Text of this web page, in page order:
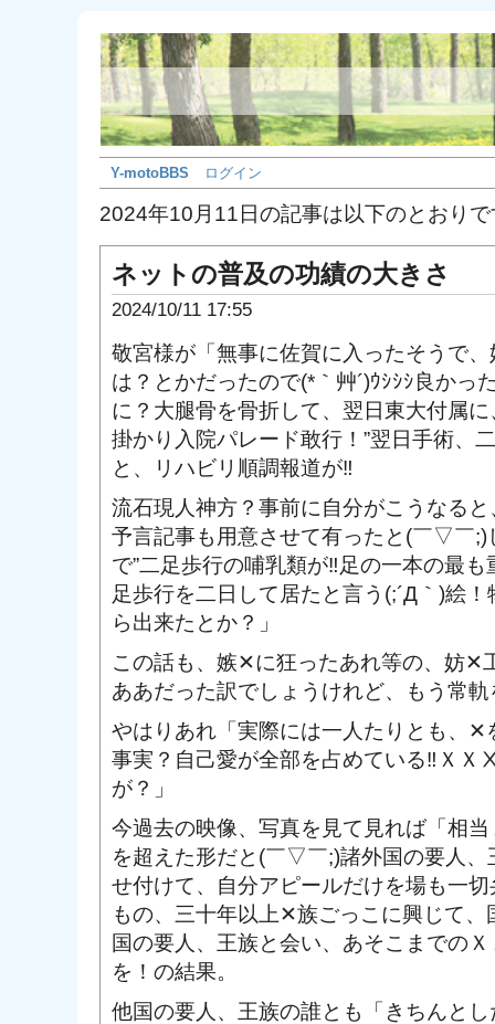
Y-motoBBS ログイン
2024年10月11日の記事は以下のとおりで
ネットの普及の功績の大きさ
2024/10/11 17:55
敬宮様が「無事に佐賀に入ったそうで
は？とかだったので(*｀艸´)ｳｼｼｼ良かっ
に？大腿骨を骨折して、翌日東大付属
掛かり入院パレード敢行！”翌日手術、
と、リハビリ順調報道が‼
流石現人神方？事前に自分がこうなる
予言記事も用意させて有ったと(￣▽￣;)
で”二足歩行の哺乳類が‼足の一本の最
足歩行を二日して居たと言う(;´Д｀)絵！
ら出来たとか？」
この話も、嫉✕に狂ったあれ等の、妨✕
ああだった訳でしょうけれど、もう常
やはりあれ「実際には一人たりとも、
事実？自己愛が全部を占めている‼Ｘ
が？」
今過去の映像、写真を見て見れば「相
を超えた形だと(￣▽￣;)諸外国の要人、
せ付けて、自分アピールだけを場も一
もの、三十年以上✕族ごっこに興じて、
国の要人、王族と会い、あそこまでの
を！の結果。
他国の要人、王族の誰とも「きちんと